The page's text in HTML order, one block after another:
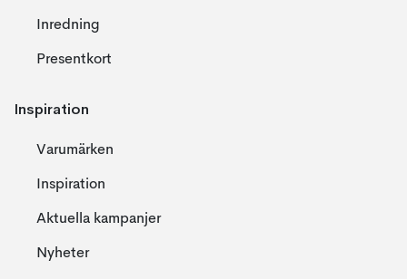
Inredning
Presentkort
Inspiration
Varumärken
Inspiration
Aktuella kampanjer
Nyheter